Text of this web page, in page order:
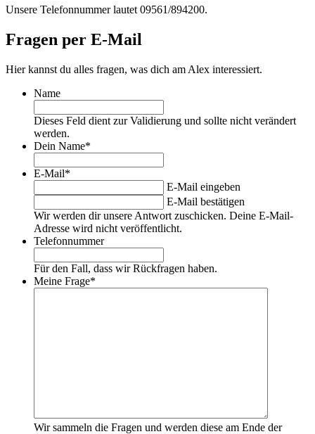
Unsere Telefonnummer lautet 09561/894200.
Fragen per E-Mail
Hier kannst du alles fragen, was dich am Alex interessiert.
Name
Dieses Feld dient zur Validierung und sollte nicht verändert
werden.
Dein Name*
E-Mail*
E-Mail eingeben
E-Mail bestätigen
Wir werden dir unsere Antwort zuschicken. Deine E-Mail-
Adresse wird nicht veröffentlicht.
Telefonnummer
Für den Fall, dass wir Rückfragen haben.
Meine Frage*
Wir sammeln die Fragen und werden diese am Ende der